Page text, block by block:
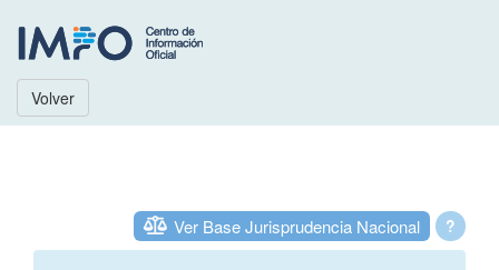
Volver
?
Ver Base Jurisprudencia Nacional